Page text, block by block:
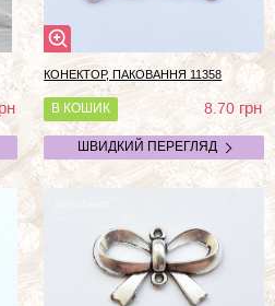
КОНЕКТОР, ПАКОВАННЯ 11358
В КОШИК 8.70грн
ШВИДКИЙ ПЕРЕГЛЯД